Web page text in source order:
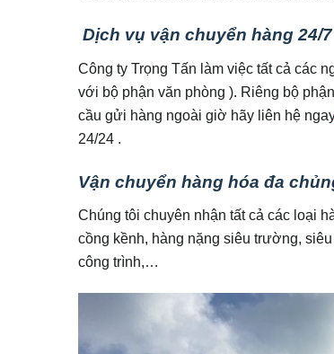
Dịch vụ vận chuyển hàng 24/7
Công ty Trọng Tấn làm việc tất cả các
với bộ phận văn phòng ). Riêng bộ
cầu gửi hàng ngoài giờ hãy liên hệ
24/24 .
Vận chuyển hàng hóa đa
Chúng tôi chuyên nhận tất cả các loại
cồng kềnh, hàng nặng siêu trường,
công trình,…